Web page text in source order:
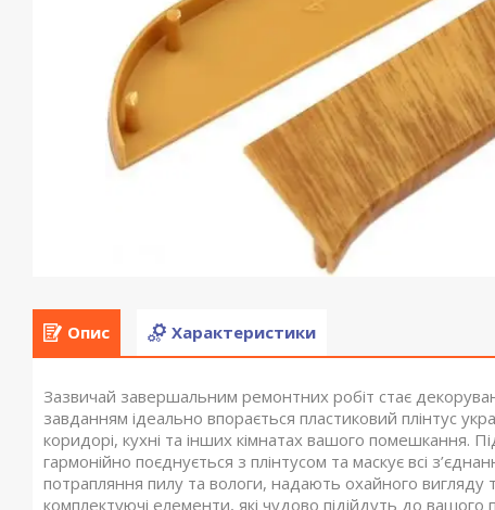
Опис Характеристики
Зазвичай завершальним ремонтних робіт стає
завданням ідеально впорається пластиковий плінтус
коридорі, кухні та інших кімнатах вашого помешкання.
гармонійно поєднується з плінтусом та маскує всі
потрапляння пилу та вологи, надають охайного
комплектуючі елементи, які чудово підійдуть до вашого